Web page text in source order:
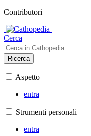
Contributori
Cerca
Ricerca
Aspetto
entra
Strumenti personali
entra